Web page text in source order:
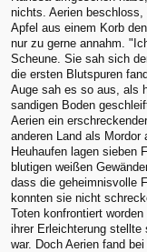
nichts. Aerien
Apfel aus einem Korb
nur zu gerne annahm.
Scheune. Sie sah sich
die ersten Blutspuren
Auge sah es so aus, als
sandigen Boden
Aerien ein
anderen Land als
Heuhaufen lagen sieben
blutigen weißen
dass die geheimnisvolle
konnten sie nicht
Toten konfrontiert
ihrer Erleichterung
war. Doch Aerien fand